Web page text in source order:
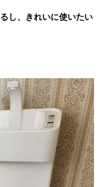
し、きれいに使いたい